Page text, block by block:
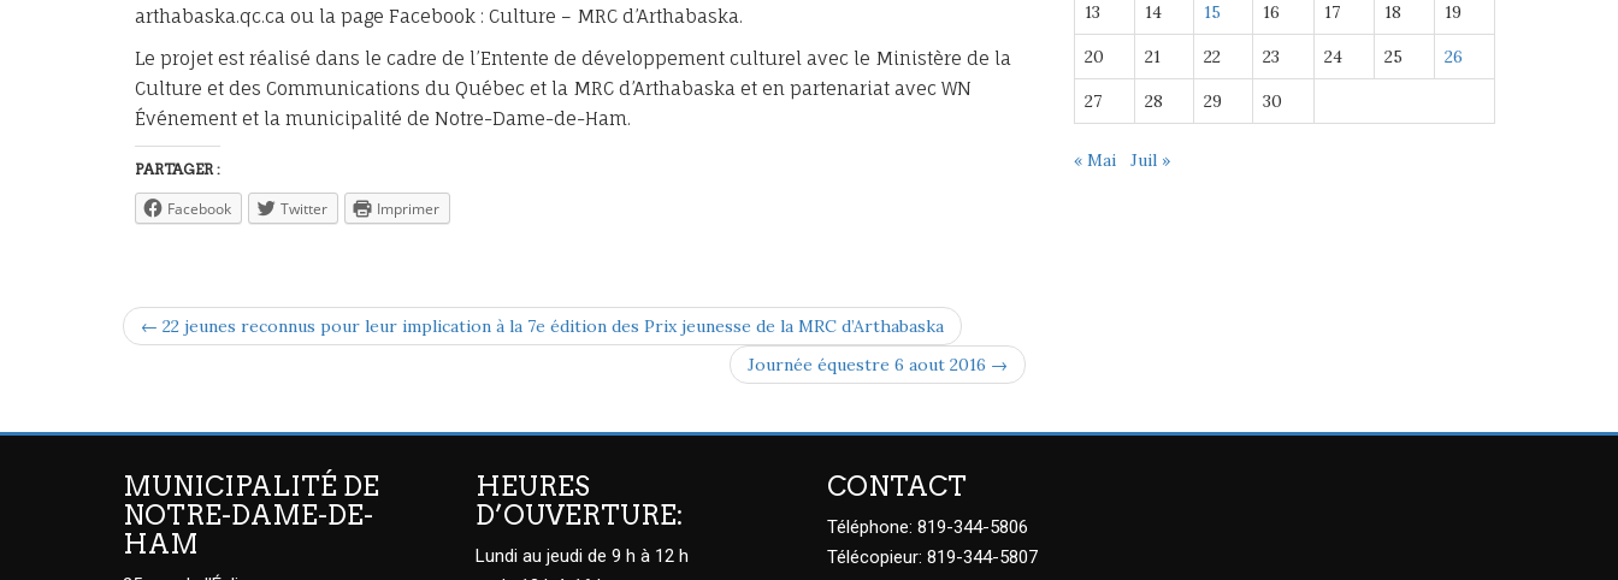
arthabaska.qc.ca ou la page Facebook : Culture – MRC d’Arthabaska.
Le projet est réalisé dans le cadre de l’Entente de développement culturel avec le Ministère de la
Culture et des Communications du Québec et la MRC d’Arthabaska et en partenariat avec WN
Événement et la municipalité de Notre-Dame-de-Ham.
PARTAGER :
Facebook Twitter Imprimer
← 22 jeunes reconnus pour leur implication à la 7e édition des Prix jeunesse de la MRC d’Arthabaska
Journée équestre 6 aout 2016 →
13 14 15 16 17 18 19
20 21 22 23 24 25 26
27 28 29 30
« Mai Juil »
MUNICIPALITÉ DE
NOTRE-DAME-DE-
HAM
HEURES
D’OUVERTURE:
Lundi au jeudi de 9 h à 12 h
CONTACT
Téléphone: 819-344-5806
Télécopieur: 819-344-5807